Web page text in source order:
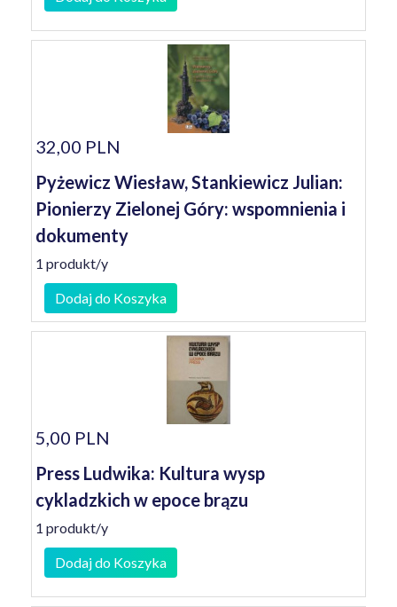
32,00 PLN
Pyżewicz Wiesław, Stankiewicz Julian:
Pionierzy Zielonej Góry: wspomnienia i
dokumenty
1 produkt/y
Dodaj do Koszyka
5,00 PLN
Press Ludwika: Kultura wysp
cykladzkich w epoce brązu
1 produkt/y
Dodaj do Koszyka